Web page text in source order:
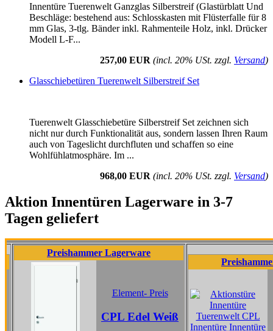
Innentüre Tuerenwelt Ganzglas Silberstreif (Glastürblatt Und
Beschläge: bestehend aus: Schlosskasten mit Flüsterfalle für 8
mm Glas, 3-tlg. Bänder inkl. Rahmenteile Holz, inkl. Drücker
Modell L-F...
257,00 EUR (incl. 20% USt. zzgl. Versand)
Glasschiebetüren Tuerenwelt Silberstreif Set
Tuerenwelt Glasschiebetüre Silberstreif Set zeichnen sich
nicht nur durch Funktionalität aus, sondern lassen Ihren Raum
auch von Tageslicht durchfluten und schaffen so eine
Wohlfühlatmosphäre. Im ...
968,00 EUR (incl. 20% USt. zzgl. Versand)
Aktion Innentüren Lagerware in 3-7
Tagen geliefert
Preishammer Lagerware
Element- Preis
CPL Edel Weiß
Preishammer
CPL